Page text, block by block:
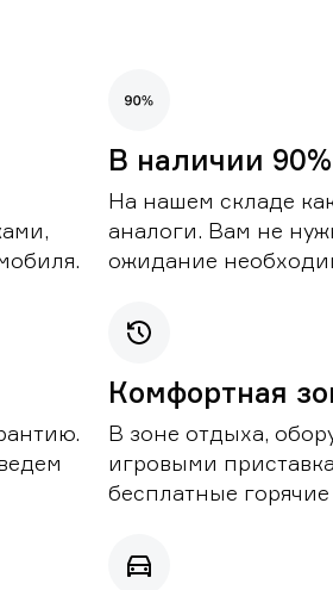
В наличии
На нашем складе
аналоги. Вам не
ожидание
Комфортная
В зоне отдыха,
игровыми
бесплатные